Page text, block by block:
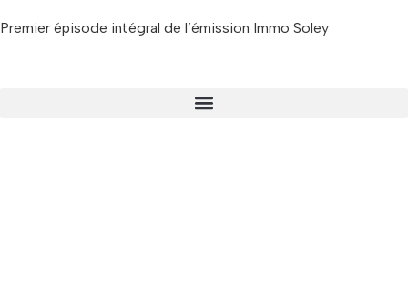
Premier épisode intégral de l’émission Immo Soley